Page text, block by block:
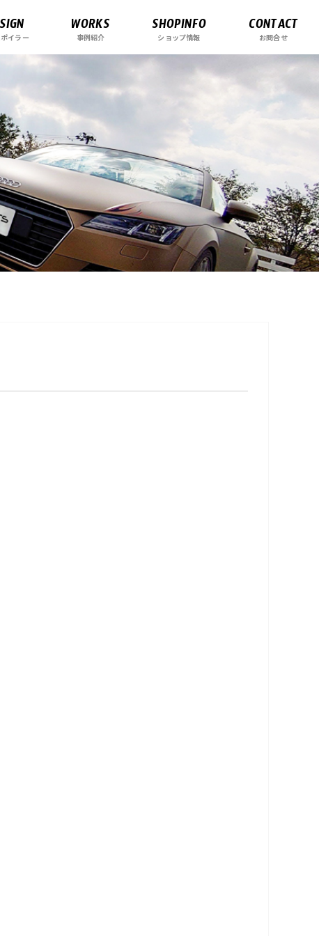
イラー WORKS
事例紹介 SHOPINFO
ショップ情報 CONTACT
お問合せ